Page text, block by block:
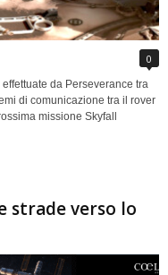
0
da Perseverance tra
di comunicazione tra il rover
missione Skyfall
strade verso lo